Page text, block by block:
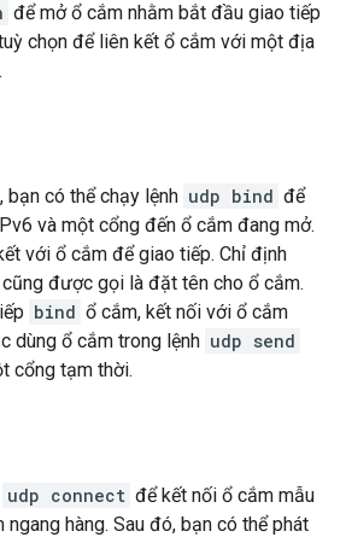
để mở ổ cắm nhằm bắt đầu giao tiếp
chọn để liên kết ổ cắm với một địa
bạn có thể chạy lệnh udp bind để
và một cổng đến ổ cắm đang mở.
với ổ cắm để giao tiếp. Chỉ định
được gọi là đặt tên cho ổ cắm.
bind ổ cắm, kết nối với ổ cắm
dùng ổ cắm trong lệnh udp send
cổng tạm thời.
udp connect để kết nối ổ cắm mẫu
hàng. Sau đó, bạn có thể phát